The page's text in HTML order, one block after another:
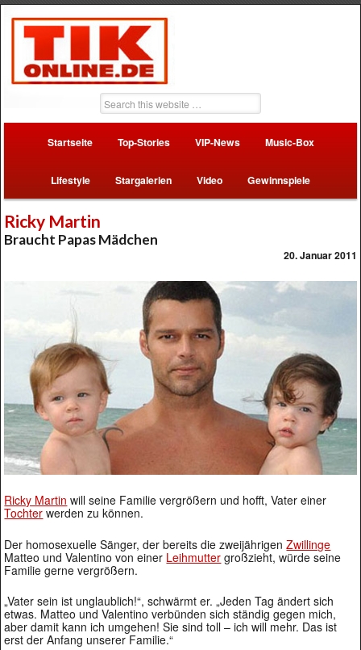
Startseite Top-Stories VIP-News Music-Box
Lifestyle Stargalerien Video Gewinnspiele
Ricky Martin
Braucht Papas Mädchen
20. Januar 2011
Ricky Martin will seine Familie vergrößern und hofft, Vater einer
Tochter werden zu können.
Der homosexuelle Sänger, der bereits die zweijährigenZwillinge
Matteo und Valentino von einer Leihmutter großzieht, würde seine
Familie gerne vergrößern.
„Vater sein ist unglaublich!“, schwärmt er. „Jeden Tag ändert sich
etwas. Matteo und Valentino verbünden sich ständig gegen mich,
aber damit kann ich umgehen! Sie sind toll – ich will mehr. Das ist
erst der Anfang unserer Familie.“